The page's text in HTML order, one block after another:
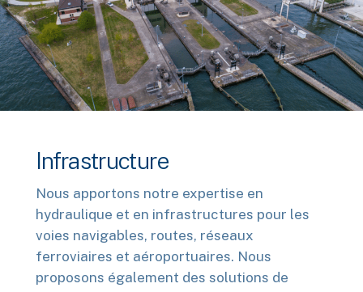
Infrastructure
Nous apportons notre expertise en
hydraulique et en infrastructures pour les
voies navigables, routes, réseaux
ferroviaires et aéroportuaires. Nous
proposons également des solutions de